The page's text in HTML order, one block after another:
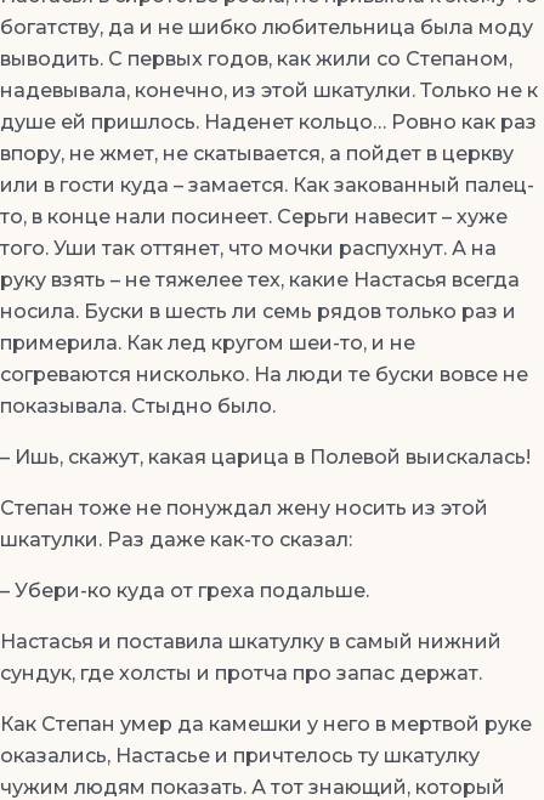
богатству, да и не шибко любительница была моду
выводить. С первых годов, как жили со Степаном,
надевывала, конечно, из этой шкатулки. Только не к
душе ей пришлось. Наденет кольцо… Ровно как раз
впору, не жмет, не скатывается, а пойдет в церкву
или в гости куда – замается. Как закованный палец-
то, в конце нали посинеет. Серьги навесит – хуже
того. Уши так оттянет, что мочки распухнут. А на
руку взять – не тяжелее тех, какие Настасья всегда
носила. Буски в шесть ли семь рядов только раз и
примерила. Как лед кругом шеи-то, и не
согреваются нисколько. На люди те буски вовсе не
показывала. Стыдно было.
– Ишь, скажут, какая царица в Полевой выискалась!
Степан тоже не понуждал жену носить из этой
шкатулки. Раз даже как-то сказал:
– Убери-ко куда от греха подальше.
Настасья и поставила шкатулку в самый нижний
сундук, где холсты и протча про запас держат.
Как Степан умер да камешки у него в мертвой руке
оказались, Настасье и причтелось ту шкатулку
чужим людям показать. А тот знающий, который